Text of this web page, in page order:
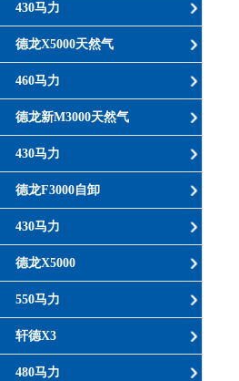
430马力
德龙X5000天然气
460马力
德龙新M3000天然气
430马力
德龙F3000自卸
430马力
德龙X5000
550马力
轩德X3
480马力